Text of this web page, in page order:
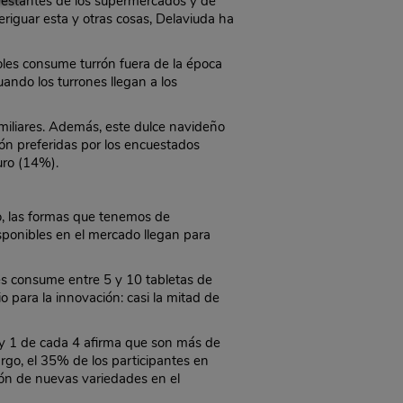
esta y otras cosas, Delaviuda ha
consume turrón fuera de la época
los turrones llegan a los
Además, este dulce navideño
preferidas por los encuestados
(14%).
las formas que tenemos de
en el mercado llegan para
consume entre 5 y 10 tabletas de
para la innovación: casi la mitad de
1 de cada 4 afirma que son más de
el 35% de los participantes en
de nuevas variedades en el